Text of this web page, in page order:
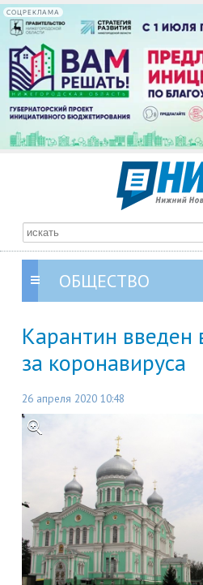
СОЦРЕКЛАМА
ОБЩЕСТВО
Карантин введен
за коронавируса
26 апреля 2020 10:48